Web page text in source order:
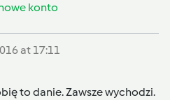
konto
at 17:11
to danie. Zawsze wychodzi.